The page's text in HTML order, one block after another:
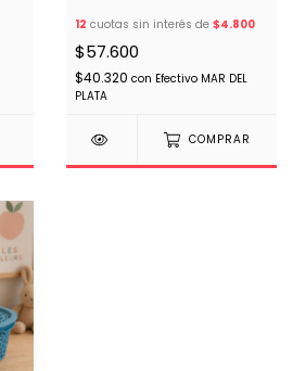
12 cuotas sin interés de $4.800
$57.600
$40.320 con Efectivo MAR DEL
PLATA
COMPRAR